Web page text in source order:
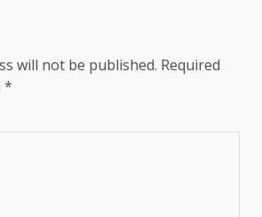
will not be published. Required
*